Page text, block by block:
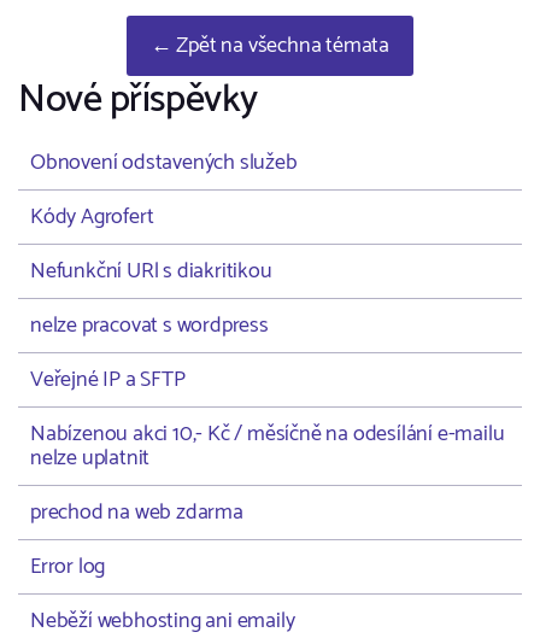
← Zpět na všechna témata
Nové příspěvky
Obnovení odstavených služeb
Kódy Agrofert
Nefunkční URl s diakritikou
nelze pracovat s wordpress
Veřejné IP a SFTP
Nabízenou akci 10,- Kč / měsíčně na odesílání e-mailu
nelze uplatnit
prechod na web zdarma
Error log
Neběží webhosting ani emaily